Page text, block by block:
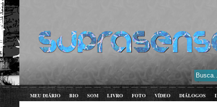
MEU DIÁRIO BIO SOM LIVRO FOTO VÍDEO DIÁLOGOS